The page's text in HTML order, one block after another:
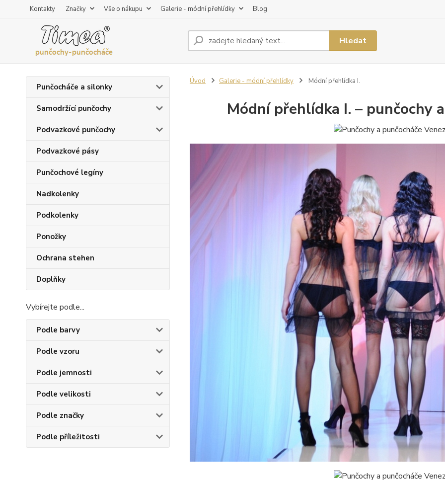
Kontakty Značky Vše o nákupu Galerie - módní přehlídky Blog
Hledat
Punčocháče a silonky
Samodržící punčochy
Podvazkové punčochy
Podvazkové pásy
Punčochové legíny
Nadkolenky
Podkolenky
Ponožky
Ochrana stehen
Doplňky
Vybírejte podle...
Podle barvy
Podle vzoru
Podle jemnosti
Podle velikosti
Podle značky
Podle příležitosti
Úvod Galerie - módní přehlídky Módní přehlídka I.
Módní přehlídka I. – punčochy